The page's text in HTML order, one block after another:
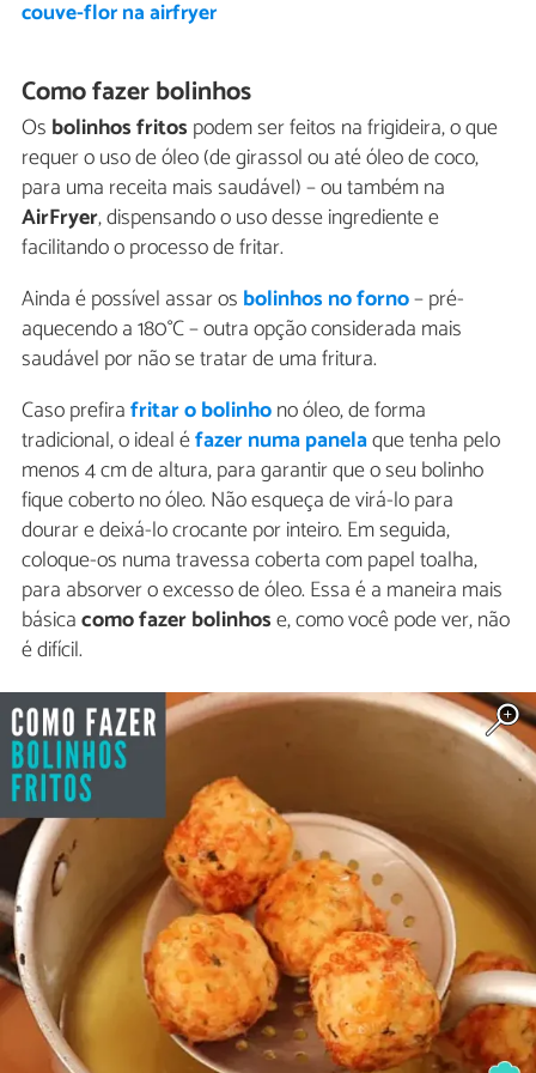
couve-flor na airfryer
Como fazer bolinhos
Os bolinhos fritos podem ser feitos na frigideira, o que
requer o uso de óleo (de girassol ou até óleo de coco,
para uma receita mais saudável) – ou também na
AirFryer, dispensando o uso desse ingrediente e
facilitando o processo de fritar.
Ainda é possível assar os bolinhos no forno– pré-
aquecendo a 180°C – outra opção considerada mais
saudável por não se tratar de uma fritura.
Caso prefirafritar o bolinhono óleo, de forma
tradicional, o ideal éfazer numa panelaque tenha pelo
menos 4 cm de altura, para garantir que o seu bolinho
fique coberto no óleo. Não esqueça de virá-lo para
dourar e deixá-lo crocante por inteiro. Em seguida,
coloque-os numa travessa coberta com papel toalha,
para absorver o excesso de óleo. Essa é a maneira mais
básicacomo fazer bolinhose, como você pode ver, não
é difícil.